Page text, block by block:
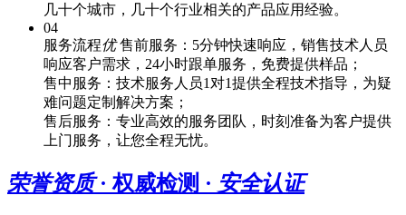
几十个城市，几十个行业相关的产品应用经验。
04
服务流程优 售前服务：5分钟快速响应，销售技术人员
响应客户需求，24小时跟单服务，免费提供样品；
售中服务：技术服务人员1对1提供全程技术指导，为疑
难问题定制解决方案；
售后服务：专业高效的服务团队，时刻准备为客户提供
上门服务，让您全程无忧。
荣誉资质· 权威检测 · 安全认证